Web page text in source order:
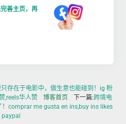
善主页，再
存在于电影中，做生意也能碰到！ig 粉
,reels华人赞
博客首页 下一篇:跨境电
comprar me gusta en ins,buy ins likes
paypal